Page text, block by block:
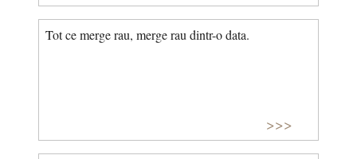
Tot ce merge rau, merge rau dintr-o data.
>>>